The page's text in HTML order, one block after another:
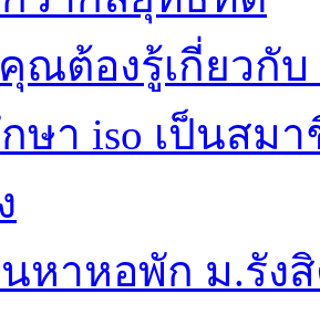
ณต้องรู้เกี่ยวกับ
ษา iso เป็นสม
หาหอพัก ม.รัง